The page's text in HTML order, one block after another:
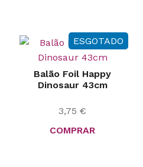
ESGOTADO
Balão Foil Happy
Dinosaur 43cm
3,75 €
COMPRAR